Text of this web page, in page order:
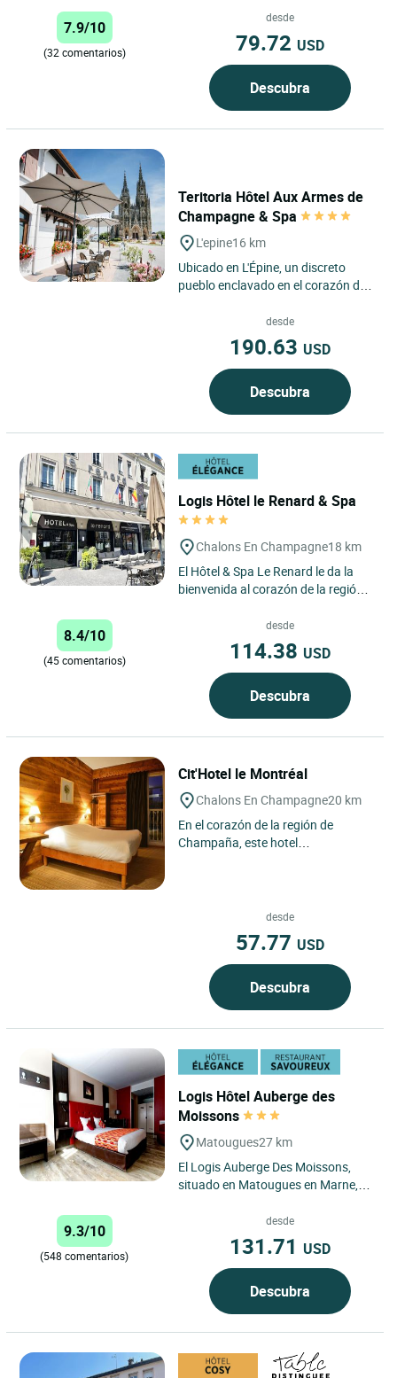
experiencia única que...
7.9/10
(32 comentarios)
desde
79.72 USD
Descubra
Teritoria Hôtel Aux Armes de
Champagne & Spa
L'epine16 km
Ubicado en L'Épine, un discreto
pueblo enclavado en el corazón de
Teritoria Hôtel Aux Armes...
desde
190.63 USD
Descubra
Logis Hôtel le Renard & Spa
Chalons En Champagne18 km
El Hôtel & Spa Le Renard le da la
bienvenida al corazón de la región
pintoresca en una...
8.4/10
(45 comentarios)
desde
114.38 USD
Descubra
Cit'Hotel le Montréal
Chalons En Champagne20 km
En el corazón de la región de
Champaña, este hotel
desde
57.77 USD
Descubra
Logis Hôtel Auberge des
Moissons
Matougues27 km
El Logis Auberge Des Moissons,
situado en Matougues en Marne,
semana. El hotel dispone de...
9.3/10
(548 comentarios)
desde
131.71 USD
Descubra